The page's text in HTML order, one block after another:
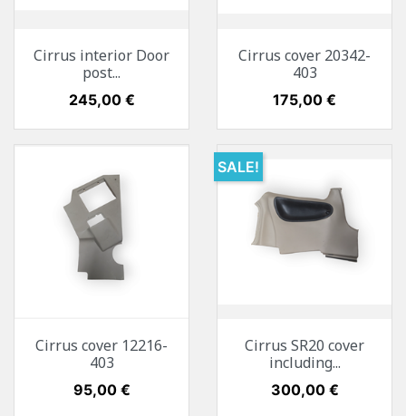
Cirrus interior Door
post...
Preis
245,00 €
Cirrus cover 20342-
403
Preis
175,00 €
Cirrus cover 12216-
403
Preis
95,00 €
Cirrus SR20 cover
including...
Preis
300,00 €
SALE!